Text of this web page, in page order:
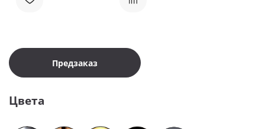
Предзаказ
Цвета